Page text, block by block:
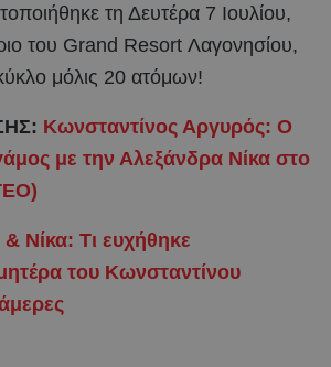
τη Δευτέρα 7 Ιουλίου,
του Grand Resort Λαγονησίου,
μόλις 20 ατόμων!
Κωνσταντίνος Αργυρός: Ο
με την Αλεξάνδρα Νίκα στο
Νίκα: Τι ευχήθηκε
του Κωνσταντίνου